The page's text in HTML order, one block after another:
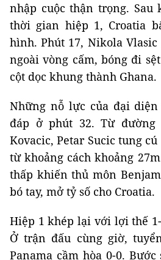
nhập cuộc thận trọng. Sau
thời gian hiệp 1, Croatia
hình. Phút 17, Nikola
ngoài vòng cấm, bóng đi
cột dọc khung thành Ghana.
Những nỗ lực của đại
đáp ở phút 32. Từ đường
Kovacic, Petar Sucic tung
từ khoảng cách khoảng
thấp khiến thủ môn
bó tay, mở tỷ số cho Croatia.
Hiệp 1 khép lại với lợi thế
Ở trận đấu cùng giờ,
Panama cầm hòa 0-0.